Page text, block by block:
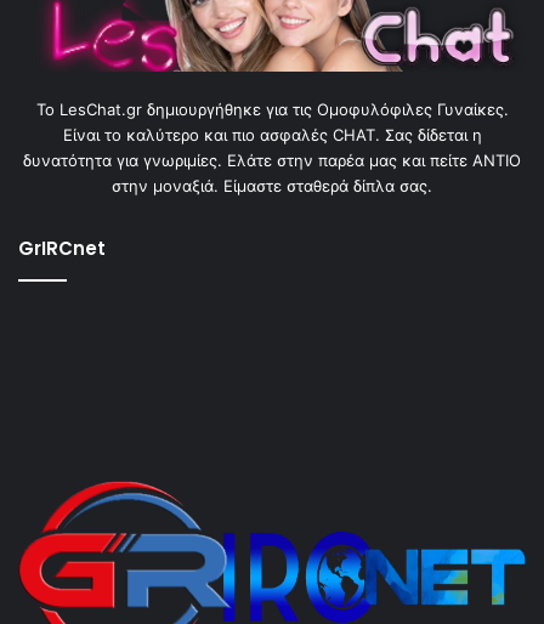
To LesChat.gr δημιουργήθηκε για τις Ομοφυλόφιλες Γυναίκες.
Είναι το καλύτερο και πιο ασφαλές CHAT. Σας δίδεται η
δυνατότητα για γνωριμίες. Ελάτε στην παρέα μας και πείτε ΑΝΤΙΟ
στην μοναξιά. Είμαστε σταθερά δίπλα σας.
GrIRCnet